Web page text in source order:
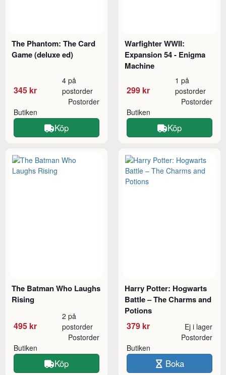
The Phantom: The Card
Game (deluxe ed)
345 kr
4 på
postorder
Butiken
Postorder
Köp
Warfighter WWII:
Expansion 54 - Enigma
Machine
299 kr
1 på
postorder
Butiken
Postorder
Köp
The Batman Who Laughs
Rising
495 kr
2 på
postorder
Butiken
Postorder
Köp
Harry Potter: Hogwarts
Battle – The Charms and
Potions
379 kr Ej i lager
Butiken
Postorder
Boka